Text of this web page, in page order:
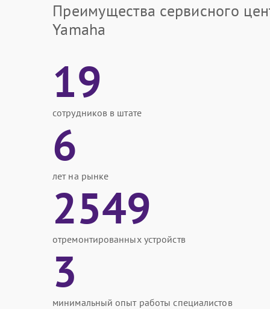
Преимущества сервисного
Yamaha
19
сотрудников в штате
6
лет на рынке
2549
отремонтированных устройств
3
минимальный опыт работы специалистов